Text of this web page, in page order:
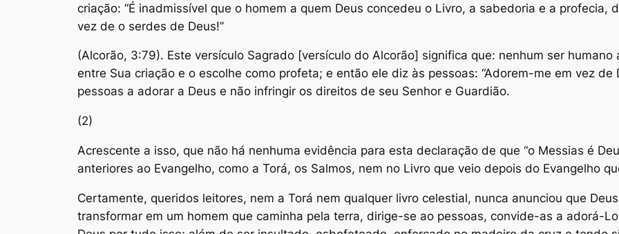
criação: “É inadmissível que o homem a quem Deus concedeu o Livro, a sabedoria e a profecia,
vez de o serdes de Deus!”
(Alcorão, 3:79). Este versículo Sagrado [versículo do Alcorão] significa que: nenhum ser
entre Sua criação e o escolhe como profeta; e então ele diz às pessoas: “Adorem-me em vez de
pessoas a adorar a Deus e não infringir os direitos de seu Senhor e Guardião.
(2)
Acrescente a isso, que não há nenhuma evidência para esta declaração de que “o Messias é
anteriores ao Evangelho, como a Torá, os Salmos, nem no Livro que veio depois do Evangelho
Certamente, queridos leitores, nem a Torá nem qualquer livro celestial, nunca anunciou que
transformar em um homem que caminha pela terra, dirige-se ao pessoas, convide-as a adorá-